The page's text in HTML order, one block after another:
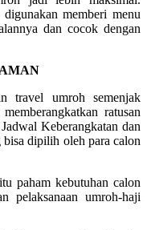
memberi menu
dan cocok dengan
travel umroh semenjak
ratusan
Keberangkatan dan
dipilih oleh para calon
paham kebutuhan calon
pelaksanaan umroh-haji